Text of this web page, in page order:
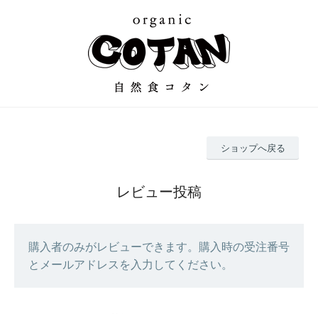
ショップへ戻る
レビュー投稿
購入者のみがレビューできます。購入時の受注番号
とメールアドレスを入力してください。